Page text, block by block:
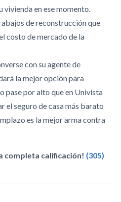
en ese momento.
de reconstrucción que
costo de mercado de la
con su agente de
la mejor opción para
pase por alto que en Univista
el seguro de casa más barato
es la mejor arma contra
completa calificación! (305)